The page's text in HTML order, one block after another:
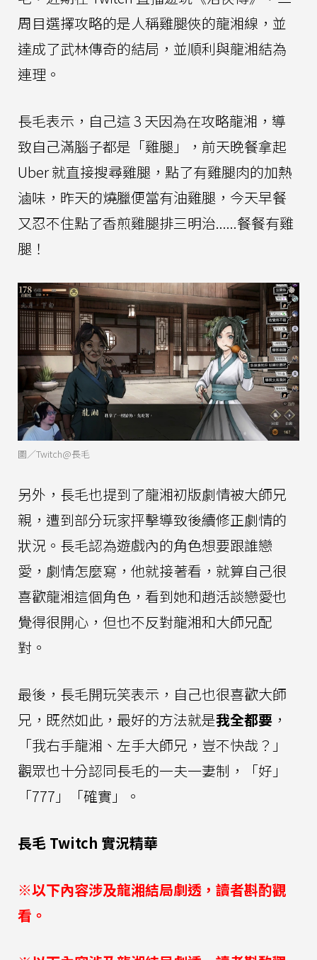
周目選擇攻略的是人稱雞腿俠的龍湘線，並
達成了武林傳奇的結局，並順利與龍湘結為
連理。
長毛表示，自己這 3 天因為在攻略龍湘，導
致自己滿腦子都是「雞腿」，前天晚餐拿起
Uber 就直接搜尋雞腿，點了有雞腿肉的加熱
滷味，昨天的燒臘便當有油雞腿，今天早餐
又忍不住點了香煎雞腿排三明治......餐餐有雞
腿！
圖／Twitch@長毛
另外，長毛也提到了龍湘初版劇情被大師兄
親，遭到部分玩家抨擊導致後續修正劇情的
狀況。長毛認為遊戲內的角色想要跟誰戀
愛，劇情怎麼寫，他就接著看，就算自己很
喜歡龍湘這個角色，看到她和趙活談戀愛也
覺得很開心，但也不反對龍湘和大師兄配
對。
最後，長毛開玩笑表示，自己也很喜歡大師
兄，既然如此，最好的方法就是我全都要 ，
「我右手龍湘、左手大師兄，豈不快哉？」
觀眾也十分認同長毛的一夫一妻制，「好」
「777」「確實」。
長毛 Twitch 實況精華
※以下內容涉及龍湘結局劇透，讀者斟酌觀
看。